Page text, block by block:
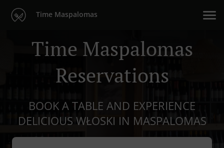
Time Maspalomas
Time Maspalomas
Reservations
BOOK A TABLE AND EXPERIENCE
DELICIOUS WŁOSKI IN MASPALOMAS